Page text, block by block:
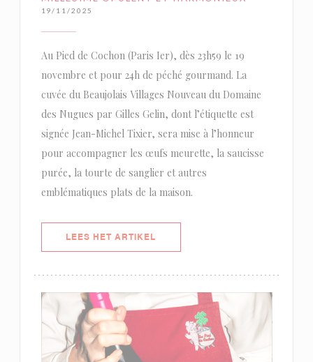
19/11/2025
Au Pied de Cochon (Paris Ier), dès 23h59 le 19
novembre et pour 24h de péché gourmand. La
cuvée du Beaujolais Villages Nouveau du Domaine
des Nugues par Gilles Gelin, dont l’étiquette est
signée Jean-Michel Tixier, sera mise à l’honneur
pour accompagner les œufs meurette, la saucisse
purée, la tourte de sanglier et autres
emblématiques plats de la maison.
LEES HET ARTIKEL